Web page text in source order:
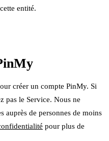
entité.
créer un compte PinMy. Si
pas le Service. Nous ne
auprès de personnes de moins
pour plus de